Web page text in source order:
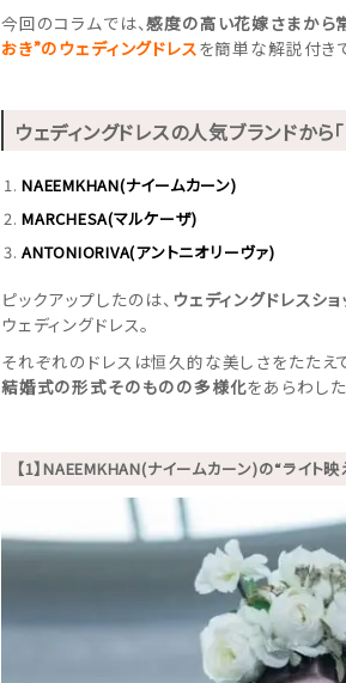
今回のコラムでは、感度の高い花嫁さまから
おき”のウェディングドレスを簡単な解説付き
ウェディングドレスの人気ブランドか
NAEEMKHAN(ナイームカーン)
MARCHESA(マルケーザ)
ANTONIORIVA(アントニオリーヴァ)
ピックアップしたのは、 ウェディングドレスショ
ウェディングドレス。
それぞれのドレスは恒久的な美しさをたたえ
結婚式の形式そのものの多様化をあらわし
【1】NAEEMKHAN(ナイームカーン)の“ライト